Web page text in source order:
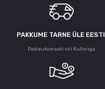
PAKKUME TARNE ÜLE ЕESTI
Pakiautomaati või Kulleriga